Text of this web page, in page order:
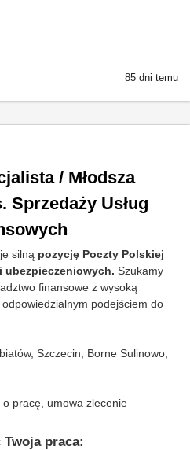
85 dni temu
/ Młodsza
Sprzedaży Usług
silną pozycję Poczty Polskiej
ubezpieczeniowych. Szukamy
finansowe z wysoką
podejściem do
Szczecin, Borne Sulinowo,
o pracę, umowa zlecenie
praca: